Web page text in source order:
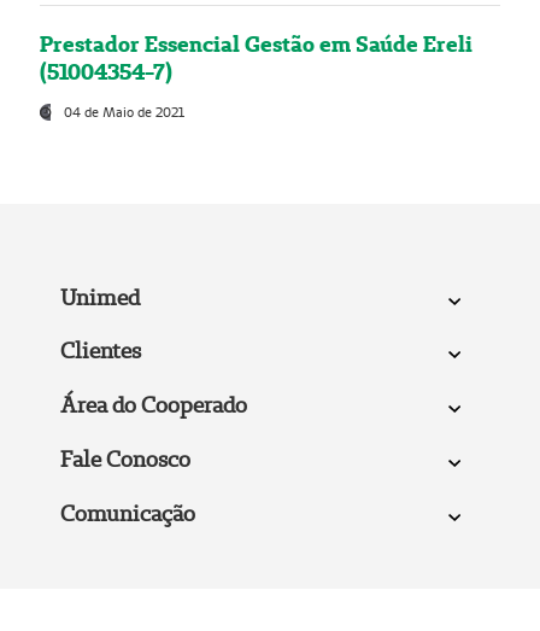
Prestador Essencial Gestão em Saúde Ereli
(51004354-7)
04 de Maio de 2021
Unimed
Clientes
Área do Cooperado
Fale Conosco
Comunicação